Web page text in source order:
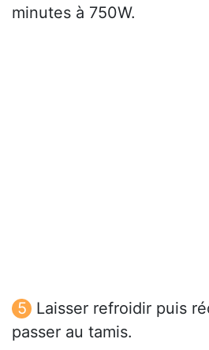
minutes à 750W.
Laisser refroidir puis
passer au tamis.